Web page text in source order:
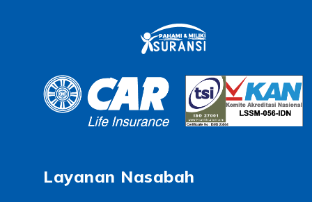
Layanan Nasabah